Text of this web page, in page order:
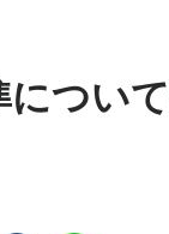
につい